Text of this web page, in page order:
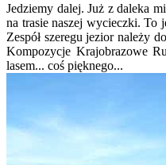
Jedziemy dalej. Już z daleka
na trasie naszej wycieczki. To
Zespół szeregu jezior należy
Kompozycje Krajobrazowe
lasem... coś pięknego...